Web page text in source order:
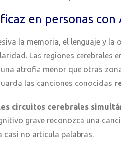
en personas con
la memoria, el lenguaje y la
Las regiones cerebrales
atrofia menor que otras
las canciones conocidas
circuitos cerebrales
grave reconozca una
casi no articula palabras.